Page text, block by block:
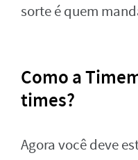
sorte é quem
Como a
times?
Agora você deve